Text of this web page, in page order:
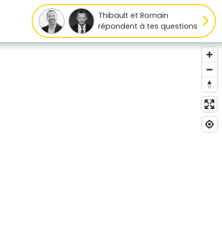
Thibault et Romain
répondent à tes questions